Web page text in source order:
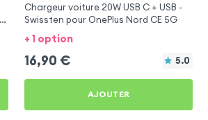
Chargeur voiture 20W USB C + USB -
Swissten pour OnePlus Nord CE 5G
+ 1 option
16,90 € 5.0
AJOUTER